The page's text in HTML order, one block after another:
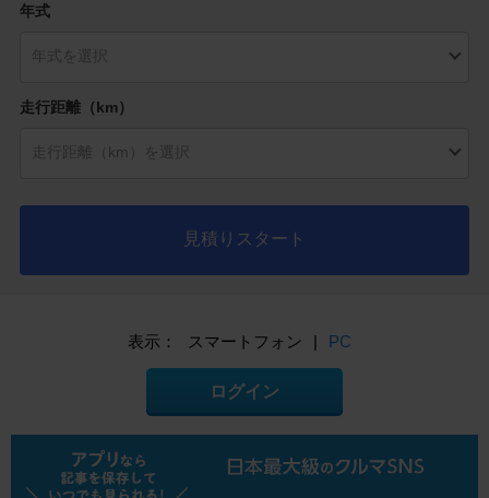
年式
走行距離（km）
見積りスタート
表示： スマートフォン | PC
ログイン